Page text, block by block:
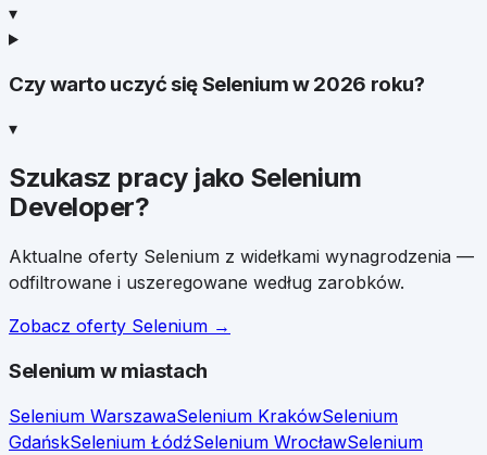
▾
Czy warto uczyć się Selenium w 2026 roku?
▾
Szukasz pracy jako Selenium
Developer?
Aktualne oferty Selenium z widełkami wynagrodzenia —
odfiltrowane i uszeregowane według zarobków.
Zobacz oferty Selenium →
Selenium w miastach
Selenium WarszawaSelenium KrakówSelenium
GdańskSelenium ŁódźSelenium WrocławSelenium